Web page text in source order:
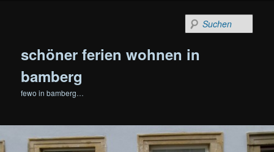
schöner ferien wohnen in
bamberg
fewo in bamberg…